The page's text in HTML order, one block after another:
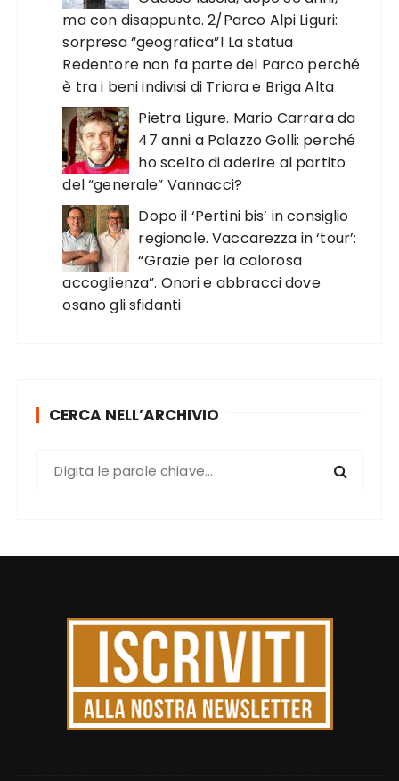
ma con disappunto. 2/Parco Alpi Liguri:
sorpresa “geografica”! La statua
Redentore non fa parte del Parco perché
è tra i beni indivisi di Triora e Briga Alta
Pietra Ligure. Mario Carrara da
47 anni a Palazzo Golli: perché
ho scelto di aderire al partito
del “generale” Vannacci?
Dopo il ‘Pertini bis’ in consiglio
regionale. Vaccarezza in ‘tour’:
“Grazie per la calorosa
accoglienza”. Onori e abbracci dove
osano gli sfidanti
CERCA NELL’ARCHIVIO